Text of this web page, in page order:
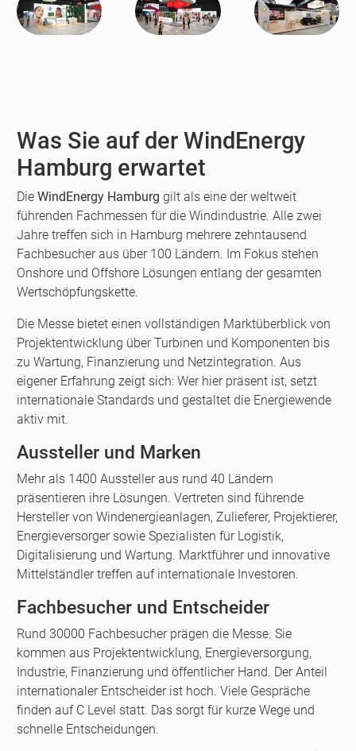
Was Sie auf der WindEnergy
Hamburg erwartet
Die WindEnergy Hamburg gilt als eine der weltweit
führenden Fachmessen für die Windindustrie. Alle zwei
Jahre treffen sich in Hamburg mehrere zehntausend
Fachbesucher aus über 100 Ländern. Im Fokus stehen
Onshore und Offshore Lösungen entlang der gesamten
Wertschöpfungskette.
Die Messe bietet einen vollständigen Marktüberblick von
Projektentwicklung über Turbinen und Komponenten bis
zu Wartung, Finanzierung und Netzintegration. Aus
eigener Erfahrung zeigt sich: Wer hier präsent ist, setzt
internationale Standards und gestaltet die Energiewende
aktiv mit.
Aussteller und Marken
Mehr als 1400 Aussteller aus rund 40 Ländern
präsentieren ihre Lösungen. Vertreten sind führende
Hersteller von Windenergieanlagen, Zulieferer, Projektierer,
Energieversorger sowie Spezialisten für Logistik,
Digitalisierung und Wartung. Marktführer und innovative
Mittelständler treffen auf internationale Investoren.
Fachbesucher und Entscheider
Rund 30000 Fachbesucher prägen die Messe. Sie
kommen aus Projektentwicklung, Energieversorgung,
Industrie, Finanzierung und öffentlicher Hand. Der Anteil
internationaler Entscheider ist hoch. Viele Gespräche
finden auf C Level statt. Das sorgt für kurze Wege und
schnelle Entscheidungen.